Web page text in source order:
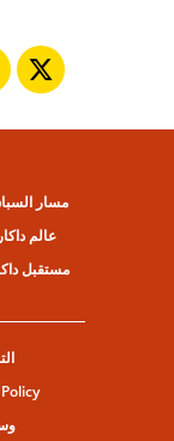
مسار
عالم داكار
مستقبل